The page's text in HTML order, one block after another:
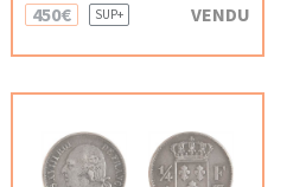
450€ SUP+ VENDU